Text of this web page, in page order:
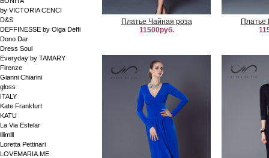
by VICTORIA CENCI
D&S
DEFFINESSE by Olga Deffi
Dono Dar
Dress Soul
Everyday by TAMARY
Firenze
Gianni Chiarini
gloss
ITALY
Kate Frankfurt
KATU
La Via Estelar
lilimill
Loretta Pettinari
LOVEMARIA.ME
Платье Чайная роза
11500руб.
Платье